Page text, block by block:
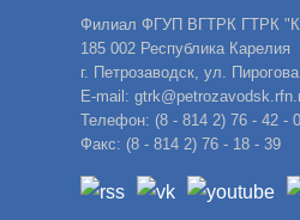
Филиал ФГУП ВГТРК ГТРК
185 002 Республика Карелия
г. Петрозаводск, ул.
E-mail:
Телефон: (8 - 814 2) 76 - 42 -
Факс: (8 - 814 2) 76 - 18 - 39